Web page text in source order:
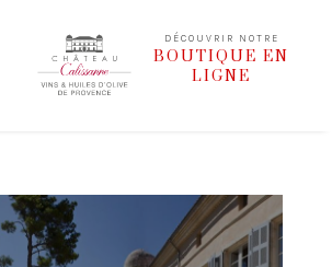
DÉCOUVRIR NOTRE
BOUTIQUE EN
LIGNE